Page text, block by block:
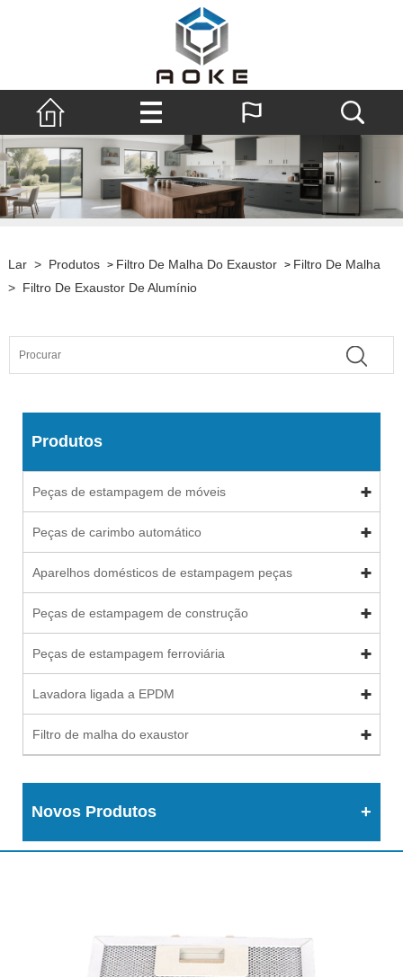
Lar > Produtos > Filtro De Malha Do Exaustor > Filtro De Malha
> Filtro De Exaustor De Alumínio
Produtos
Peças de estampagem de móveis
Peças de carimbo automático
Aparelhos domésticos de estampagem peças
Peças de estampagem de construção
Peças de estampagem ferroviária
Lavadora ligada a EPDM
Filtro de malha do exaustor
Novos Produtos